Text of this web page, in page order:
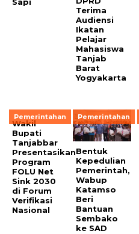
Sapi
Terima
Audiensi
Ikatan
Pelajar
Mahasiswa
Tanjab
Barat
Yogyakarta
Pemerintahan
Wakil
Bupati
Tanjabbar
Presentasikan
Program
FOLU Net
Sink 2030
di Forum
Verifikasi
Nasional
Pemerintahan
Bentuk
Kepedulian
Pemerintah,
Wabup
Katamso
Beri
Bantuan
Sembako
ke SAD